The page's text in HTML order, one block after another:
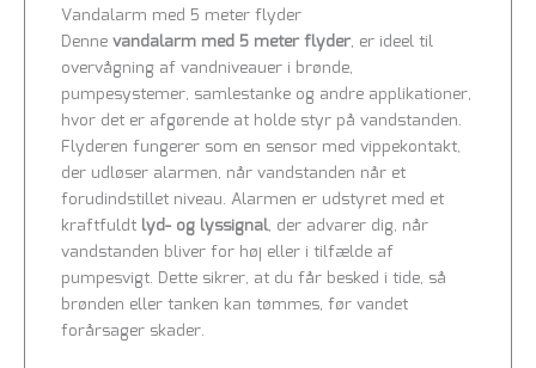
Vandalarm med 5 meter flyder
Dennevandalarm med 5 meter flyder, er ideel til
overvågning af vandniveauer i brønde,
pumpesystemer, samlestanke og andre applikationer,
hvor det er afgørende at holde styr på vandstanden.
Flyderen fungerer som en sensor med vippekontakt,
der udløser alarmen, når vandstanden når et
forudindstillet niveau. Alarmen er udstyret med et
kraftfuldt lyd- og lyssignal, der advarer dig, når
vandstanden bliver for høj eller i tilfælde af
pumpesvigt. Dette sikrer, at du får besked i tide, så
brønden eller tanken kan tømmes, før vandet
forårsager skader.